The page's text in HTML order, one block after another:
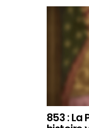
VOUS
853 : La